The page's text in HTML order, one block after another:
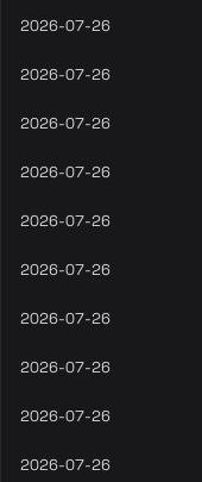
2026-07-26
2026-07-26
2026-07-26
2026-07-26
2026-07-26
2026-07-26
2026-07-26
2026-07-26
2026-07-26
2026-07-26